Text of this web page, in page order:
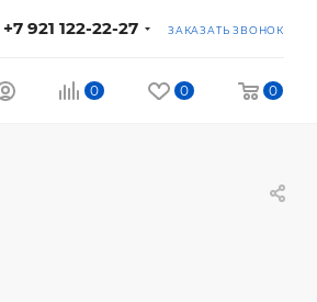
+7 921 122-22-27 ЗАКАЗАТЬ ЗВОНОК
0 0 0